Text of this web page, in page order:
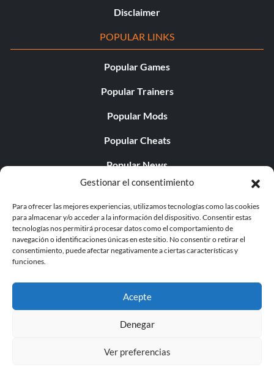
Gestionar el consentimiento
Para ofrecer las mejores experiencias, utilizamos tecnologías como las cookies
para almacenar y/o acceder a la información del dispositivo. Consentir estas
tecnologías nos permitirá procesar datos como el comportamiento de
navegación o identificaciones únicas en este sitio. No consentir o retirar el
consentimiento, puede afectar negativamente a ciertas características y
funciones.
Acepte
Denegar
Ver preferencias
Disclaimer
POPULAR LINKS
Popular Games
Popular Trainers
Popular Mods
Popular Cheats
Popular News
Popular Editorials
Popular Free Games
LATEST UPDATES